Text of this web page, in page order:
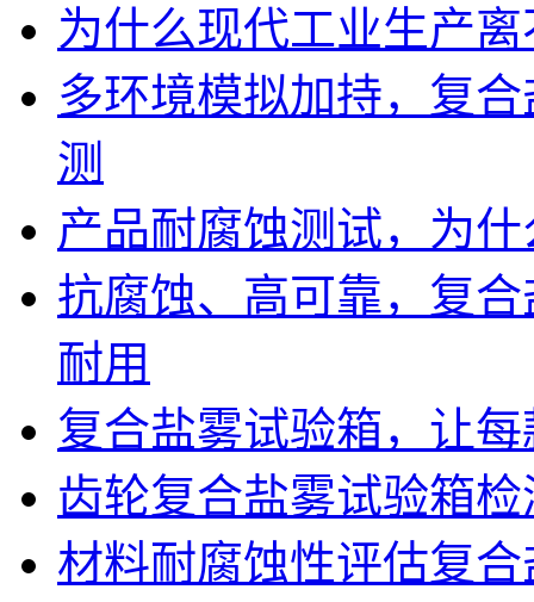
为什么现代工业生产
多环境模拟加持，复
测
产品耐腐蚀测试，为
抗腐蚀、高可靠，复
耐用
复合盐雾试验箱，让
齿轮复合盐雾试验箱
材料耐腐蚀性评估复